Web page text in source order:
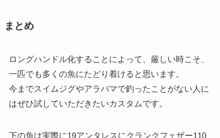
まとめ
ロングハンドル化することによって、厳しい時こそ、
一匹でも多くの魚にたどり着けると思います。
今までスイムジグやアラバマで釣ったことがない人に
はぜひ試していただきたいカスタムです。
下の魚は実際に19アンタレスにクランクフェザー110